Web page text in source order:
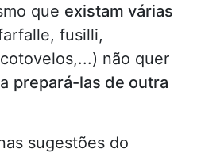
que existam várias
fusilli,
não quer
prepará-las de outra
sugestões do